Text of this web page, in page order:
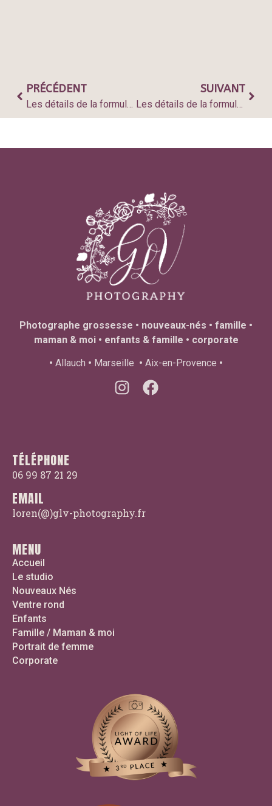
PRÉCÉDENT
Les détails de la formule “Baby Love” — 350€
SUIVANT
Les détails de la formule Collection “Cocon” — 670€
Photographe grossesse • nouveaux-nés • famille •
maman & moi • enfants & famille • corporate
• Allauch • Marseille • Aix-en-Provence •
TÉLÉPHONE
06 99 87 21 29
EMAIL
loren(@)glv-photography.fr
MENU
Accueil
Le studio
Nouveaux Nés
Ventre rond
Enfants
Famille / Maman & moi
Portrait de femme
Corporate